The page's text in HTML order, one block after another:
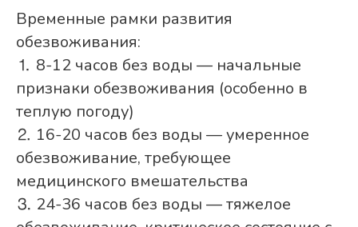
Временные рамки развития
обезвоживания:
⒈ 8-12 часов без воды — начальные
признаки обезвоживания (особенно в
теплую погоду)
⒉ 16-20 часов без воды — умеренное
обезвоживание, требующее
медицинского вмешательства
⒊ 24-36 часов без воды — тяжелое